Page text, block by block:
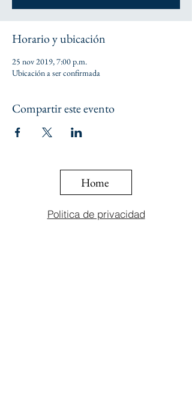
Horario y ubicación
25 nov 2019, 7:00 p.m.
Ubicación a ser confirmada
Compartir este evento
Home
Politica de privacidad